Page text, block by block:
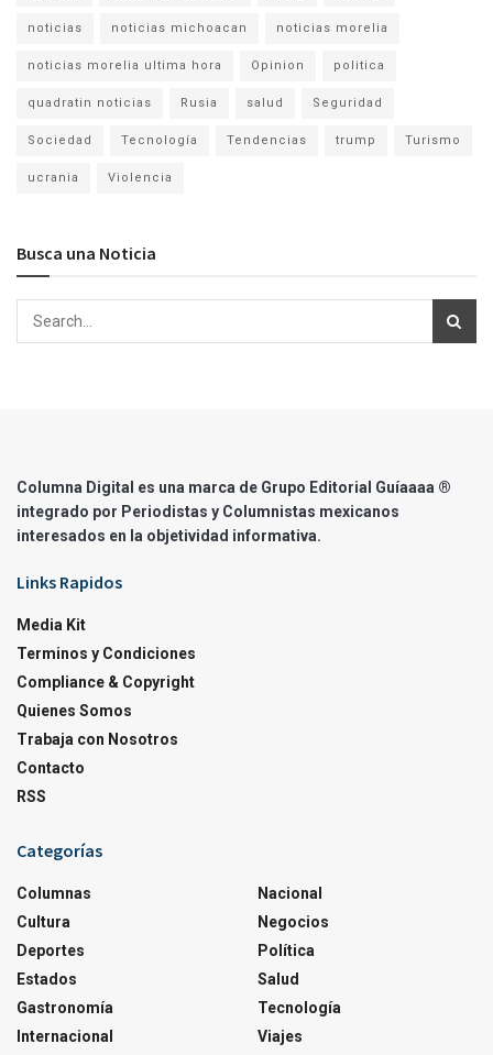
noticias noticias michoacan noticias morelia
noticias morelia ultima hora Opinion politica
quadratin noticias Rusia salud Seguridad
Sociedad Tecnología Tendencias trump Turismo
ucrania Violencia
Busca una Noticia
Columna Digital es una marca de Grupo Editorial Guíaaaa ®
integrado por Periodistas y Columnistas mexicanos
interesados en la objetividad informativa.
Links Rapidos
Media Kit
Terminos y Condiciones
Compliance & Copyright
Quienes Somos
Trabaja con Nosotros
Contacto
RSS
Categorías
Columnas
Cultura
Deportes
Estados
Gastronomía
Internacional
Nacional
Negocios
Política
Salud
Tecnología
Viajes